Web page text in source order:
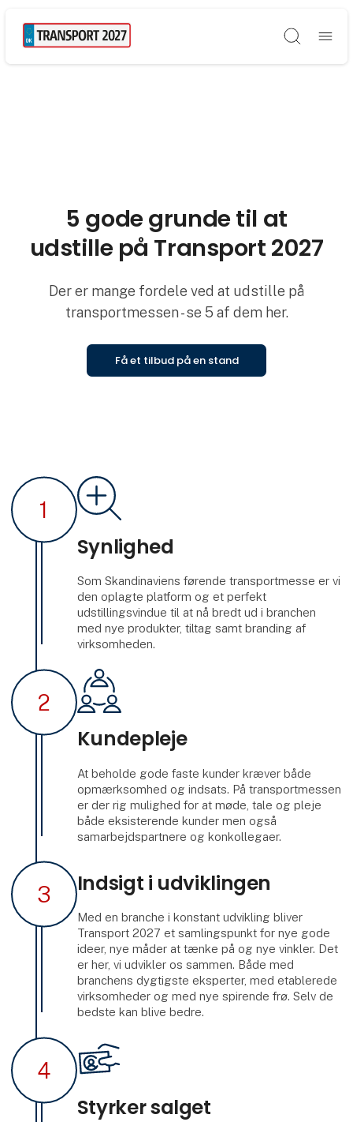
Søg
5 gode grunde til at
udstille på Transport 2027
Der er mange fordele ved at udstille på
transportmessen - se 5 af dem her.
Få et tilbud på en stand
1
Synlighed
Som Skandinaviens førende transportmesse er vi
den oplagte platform og et perfekt
udstillingsvindue til at nå bredt ud i branchen
med nye produkter, tiltag samt branding af
virksomheden.
2
Kundepleje
At beholde gode faste kunder kræver både
opmærksomhed og indsats. På transportmessen
er der rig mulighed for at møde, tale og pleje
både eksisterende kunder men også
samarbejdspartnere og konkollegaer.
3 Indsigt i udviklingen
Med en branche i konstant udvikling bliver
Transport 2027 et samlingspunkt for nye gode
ideer, nye måder at tænke på og nye vinkler. Det
er her, vi udvikler os sammen. Både med
branchens dygtigste eksperter, med etablerede
virksomheder og med nye spirende frø. Selv de
bedste kan blive bedre.
4
Styrker salget